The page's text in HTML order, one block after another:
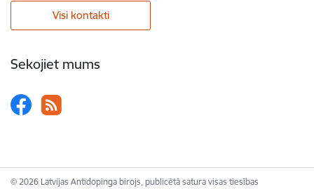
Visi kontakti
Sekojiet mums
© 2026 Latvijas Antidopinga birojs, publicētā satura visas tiesības